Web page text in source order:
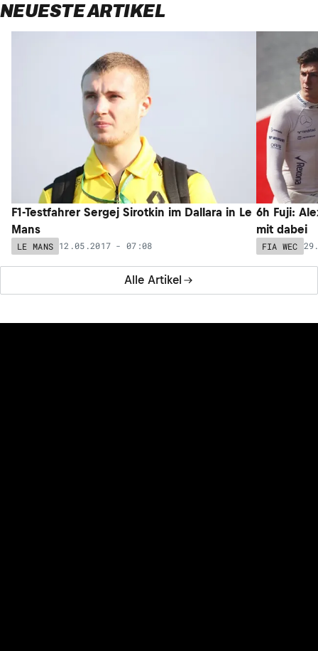
NEUESTE ARTIKEL
Alle Artikel
F1-Testfahrer Sergej Sirotkin im Dallara in Le
Mans
LE MANS 12.05.2017 - 07:08
6h Fuji:
mit dabei
FIA WEC